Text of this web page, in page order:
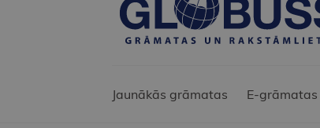
Jaunākās grāmatas E-grāmatas